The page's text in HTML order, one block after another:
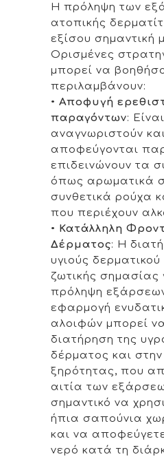
Η πρόληψη των
ατοπικής
εξίσου σημαντική
Ορισμένες
μπορεί να
περιλαμβάνουν:
• Αποφυγή
παραγόντων:
αναγνωριστούν
αποφεύγονται
επιδεινώνουν τα
όπως αρωματικά
συνθετικά ρούχα
που περιέχουν
• Κατάλληλη
Δέρματος: Η
υγιούς
ζωτικής σημασίας
πρόληψη
εφαρμογή
αλοιφών μπορεί
διατήρηση της
δέρματος και
ξηρότητας, που
αιτία των
σημαντικό να
ήπια σαπούνια
και να
νερό κατά τη